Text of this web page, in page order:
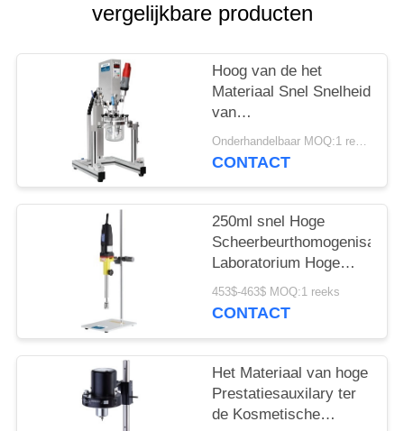
PRIVACY
vergelijkbare producten
Hoog van de het
Materiaal Snel Snelheid
van
Scheerbeurtauxilary
Dispersiemiddel 5 -
Onderhandelbaar MOQ:1 reeks
CONTACT
250ml snel Hoge
Scheerbeurthomogenisator,
Laboratorium Hoge
Scheerbeurt die
Materiaal mengen
453$-463$ MOQ:1 reeks
CONTACT
Het Materiaal van hoge
Prestatiesauxilary ter
de Kosmetische